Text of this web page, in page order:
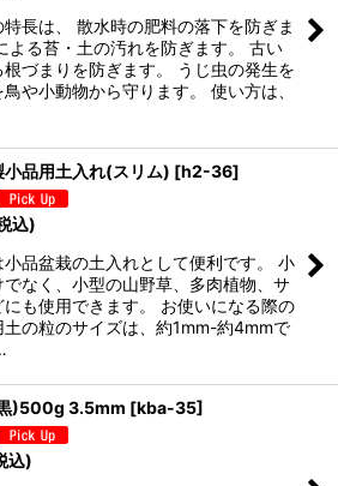
特長は、 散水時の肥料の落下を防ぎま
よる苔・土の汚れを防ぎます。 古い
根づまりを防ぎます。 うじ虫の発生を
や小動物から守ります。 使い方は、
小品用土入れ(スリム) [h2-36]
込)
小品盆栽の土入れとして便利です。 小
なく、小型の山野草、多肉植物、サ
にも使用できます。 お使いになる際の
土の粒のサイズは、約1mm-約4mmで
)500g 3.5mm [kba-35]
込)